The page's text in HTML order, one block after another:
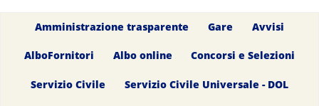
Amministrazione trasparente Gare Avvisi
AlboFornitori Albo online Concorsi e Selezioni
Servizio Civile Servizio Civile Universale - DOL